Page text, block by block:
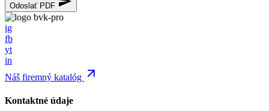
Odoslať PDF
ig
fb
yt
in
Náš firemný katalóg
Kontaktné údaje